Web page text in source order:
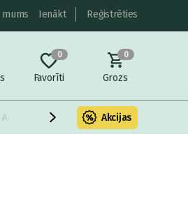
mums Ienākt Reģistrēties
0
Favorīti
0
Grozs
Armatūra un metāls Fasādes
Akcijas